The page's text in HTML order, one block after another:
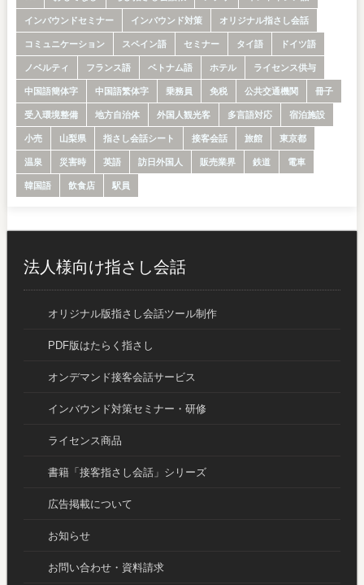
インバウンドセミナー
インバウンド対策
オリジナル指さし会話
コミュニケーション
スペイン語 セミナー タイ語
ドイツ語
ノベルティ
フランス語 ベトナム語 ホテル
ライセンス供与
中国語簡体字
中国語繁体字 乗務員 免税 公共交通機関
冊子
受入環境整備
地方自治体 外国人観光客 多言語対応
宿泊施設
小売
山梨県 指さし会話シート 接客会話 旅館
東京都
温泉
災害時 英語 訪日外国人 販売業界 鉄道
電車
韓国語
飲食店 駅員
法人様向け指さし会話
オリジナル版指さし会話ツール制作
PDF版はたらく指さし
オンデマンド接客会話サービス
インバウンド対策セミナー・研修
ライセンス商品
書籍「接客指さし会話」シリーズ
広告掲載について
お知らせ
お問い合わせ・資料請求